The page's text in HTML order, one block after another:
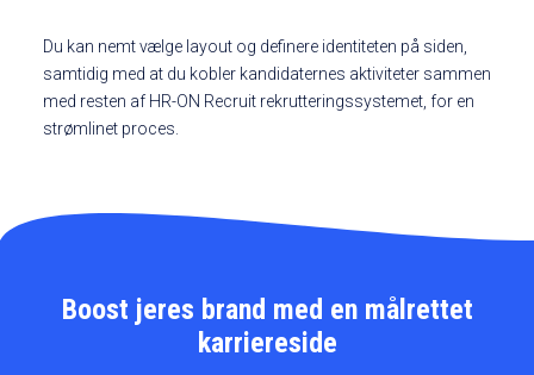
Du kan nemt vælge layout og definere identiteten på siden,
samtidig med at du kobler kandidaternes aktiviteter sammen
med resten af HR-ON Recruit rekrutteringssystemet, for en
strømlinet proces.
Boost jeres brand med en målrettet
karriereside